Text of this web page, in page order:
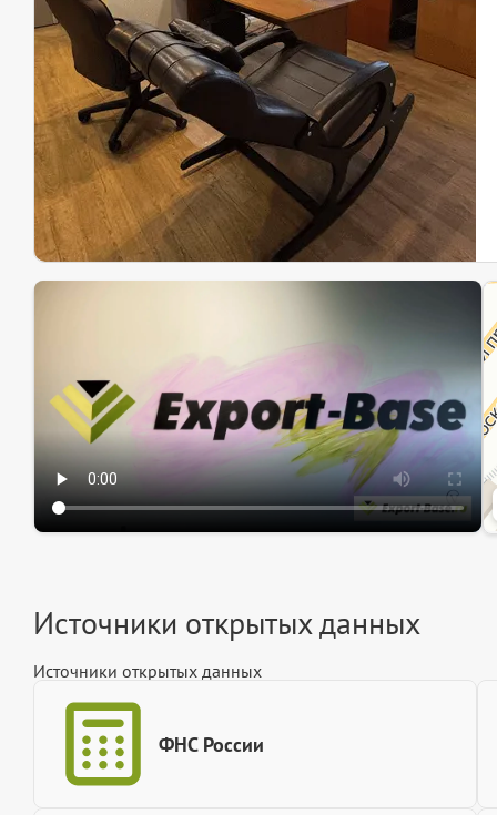
Источники открытых данных
Источники открытых данных
ФНС России